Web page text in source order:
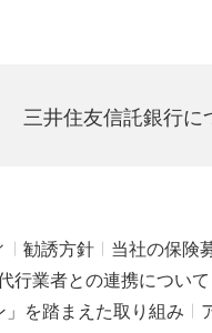
三井住友信託銀行に
勧誘方針 当社の保険
行業者との連携について
を踏まえた取り組み